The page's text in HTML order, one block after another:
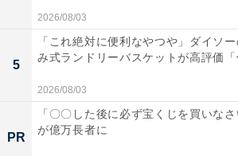
今回のデザートブッフェ「パリジェ
ャンゼリゼ通りでショッピングを楽
をイメージ。なぜシャンゼリゼ通り
テルが大阪のメインストリートであ
阪のシャンゼリゼ通りと称されてい
いう。
2026/08/03
5
「これ絶対に便利なやつや」ダイソ
み式ランドリーバスケットが高評価「
2026/08/03
PR
「〇〇した後に必ず宝くじを買いな
が億万長者に